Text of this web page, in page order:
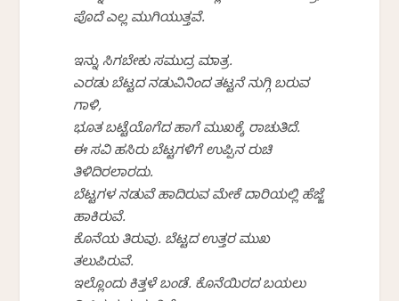
ಪೊದೆ ಎಲ್ಲ ಮುಗಿಯುತ್ತವೆ.
ಇನ್ನು ಸಿಗಬೇಕು ಸಮುದ್ರ ಮಾತ್ರ.
ಎರಡು ಬೆಟ್ಟದ ನಡುವಿನಿಂದ ತಟ್ಟನೆ ನುಗ್ಗಿ ಬರುವ
ಗಾಳಿ,
ಭೂತ ಬಟ್ಟೆಯೊಗೆದ ಹಾಗೆ ಮುಖಕ್ಕೆ ರಾಚುತಿದೆ.
ಈ ಸವಿ ಹಸಿರು ಬೆಟ್ಟಗಳಿಗೆ ಉಪ್ಪಿನ ರುಚಿ
ತಿಳಿದಿರಲಾರದು.
ಬೆಟ್ಟಗಳ ನಡುವೆ ಹಾದಿರುವ ಮೇಕೆ ದಾರಿಯಲ್ಲಿ ಹೆಜ್ಜೆ
ಹಾಕಿರುವೆ.
ಕೊನೆಯ ತಿರುವು. ಬೆಟ್ಟದ ಉತ್ತರ ಮುಖ
ತಲುಪಿರುವೆ.
ಇಲ್ಲೊಂದು ಕಿತ್ತಳೆ ಬಂಡೆ. ಕೊನೆಯಿರದ ಬಯಲು